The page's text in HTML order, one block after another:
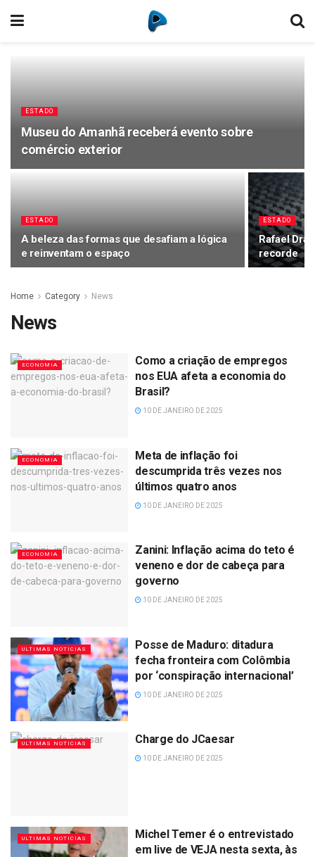
ESTADO
Museu do Amanhã receberá evento sobre
comércio exterior
ESTADO
A beleza das formas que desafiam a lógica
e reinventam o espaço
ESTADO
Rafael
recorde
Home Category News
News
ECONOMIA
Como a criação de empregos
nos EUA afeta a economia do
Brasil?
10 DE JANEIRO DE 2025
ECONOMIA
Meta de inflação foi
descumprida três vezes nos
últimos quatro anos
10 DE JANEIRO DE 2025
ECONOMIA
Zanini: Inflação acima do teto é
veneno e dor de cabeça para
governo
10 DE JANEIRO DE 2025
ULTIMAS NOTICIAS
Posse de Maduro: ditadura
fecha fronteira com Colômbia
por ‘conspiração internacional’
10 DE JANEIRO DE 2025
ULTIMAS NOTICIAS Charge do JCaesar
10 DE JANEIRO DE 2025
ULTIMAS NOTICIAS
Michel Temer é o entrevistado
em live de VEJA nesta sexta, às